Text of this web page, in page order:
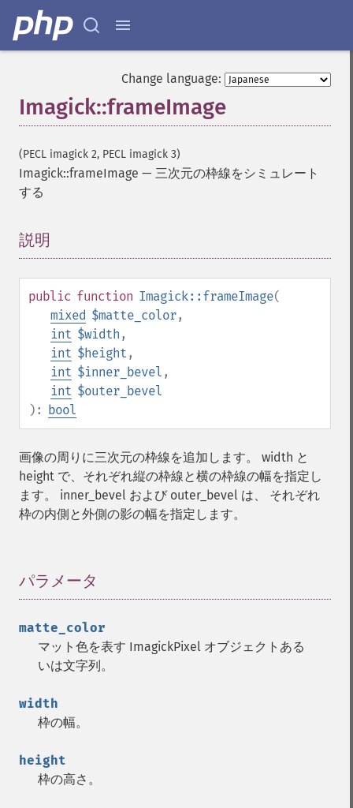
Change language:
Imagick::frameImage
(PECL imagick 2, PECL imagick 3)
Imagick::frameImage — 三次元の枠線をシミュレート
する
説明
public function Imagick::frameImage(
mixed $matte_color,
int $width ,
int $height ,
int $inner_bevel ,
int $outer_bevel
): bool
画像の周りに三次元の枠線を追加します。 width と
height で、それぞれ縦の枠線と横の枠線の幅を指定し
ます。 inner_bevel および outer_bevel は、 それぞれ
枠の内側と外側の影の幅を指定します。
パラメータ
matte_color
マット色を表す ImagickPixel オブジェクトある
いは文字列。
width
枠の幅。
height
枠の高さ。